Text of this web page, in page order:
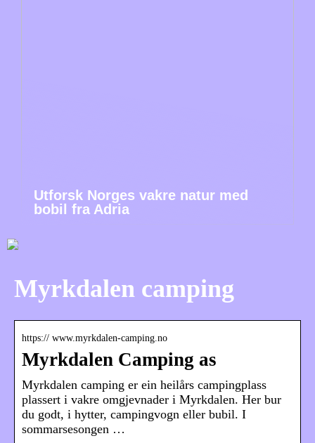
Utforsk Norges vakre natur med
bobil fra Adria
Myrkdalen camping
https:// www.myrkdalen-camping.no
Myrkdalen Camping as
Myrkdalen camping er ein heilårs campingplass
plassert i vakre omgjevnader i Myrkdalen. Her bur
du godt, i hytter, campingvogn eller bubil. I
sommarsesongen …